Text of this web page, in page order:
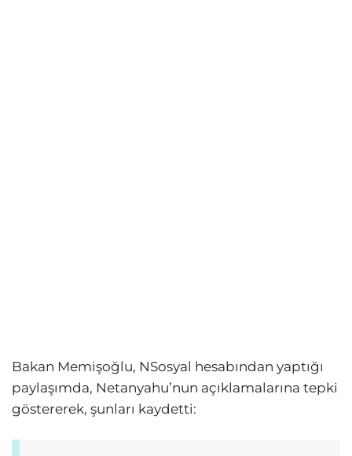
Bakan Memişoğlu, NSosyal hesabından yaptığı
paylaşımda, Netanyahu’nun açıklamalarına tepki
göstererek, şunları kaydetti: